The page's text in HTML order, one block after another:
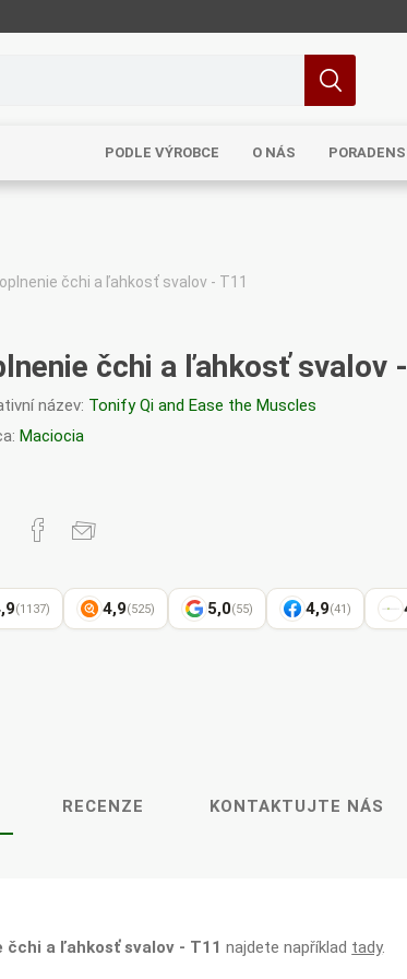
PODLE VÝROBCE
Bylinné
Lakshmi-
Korejský
O NÁS
čchi a ľahkosť svalov - T11
čchi a ľahkosť svalov
název: Tonify Qi and Ease the Muscles
Maciocia
(1137) 4,9(525) 5,0(55) 4,9(41)
RECENZE KONTAKTUJTE NÁS
čchi a ľahkosť svalov - T11 najdete například tady.